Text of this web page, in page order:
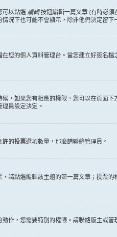
可以點選 編輯按鈕編輯一篇文章 (有時必須
況下也可能不會顯示，除非他們決定留
您的個人資料管理台。當您建立好簽名
，如果您有相應的權限，您可以在頁面
員設定決定。
的投票選項數量，那麼請聯絡管理員。
請點選編輯該主題的第一篇文章；投票
作，您需要特別的權限。請聯絡版主或管